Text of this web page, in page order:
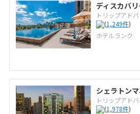
ディスカバ
トリップアド
(1,249件)
ホテルランク
シェラトン
トリップアド
(1,978件)